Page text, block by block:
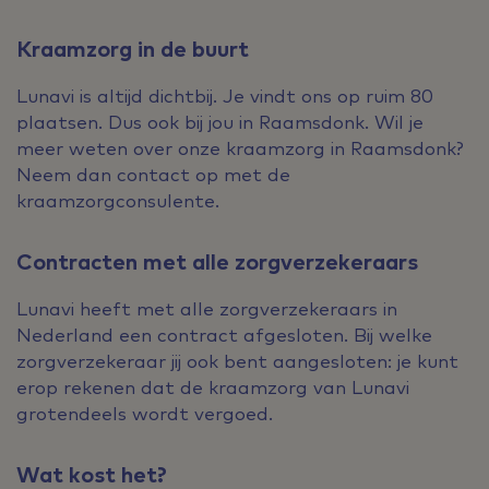
Kraamzorg in de buurt
Lunavi is altijd dichtbij. Je vindt ons op ruim 80
plaatsen. Dus ook bij jou in Raamsdonk. Wil je
meer weten over onze kraamzorg in Raamsdonk?
Neem dan contact op met de
kraamzorgconsulente.
Contracten met alle zorgverzekeraars
Lunavi heeft met alle zorgverzekeraars in
Nederland een contract afgesloten. Bij welke
zorgverzekeraar jij ook bent aangesloten: je kunt
erop rekenen dat de kraamzorg van Lunavi
grotendeels wordt vergoed.
Wat kost het?